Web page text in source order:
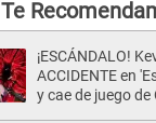
Te
¡ESCÁNDALO!
ACCIDENTE en
y cae de juego de